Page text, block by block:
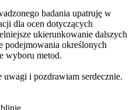
o badania upatruję w
dla ocen dotyczących
ukierunkowanie dalszych
podejmowania określonych
wyboru metod.
uwagi i pozdrawiam serdecznie.